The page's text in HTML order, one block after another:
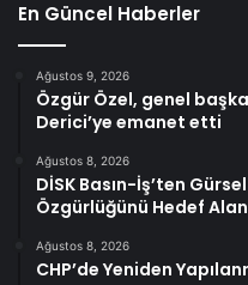
En Güncel Haberler
Ağustos 9, 2026
Özgür Özel, genel
Derici’ye emanet etti
Ağustos 8, 2026
DİSK Basın-İş’ten
Özgürlüğünü Hedef Alan
Ağustos 8, 2026
CHP’de Yeniden